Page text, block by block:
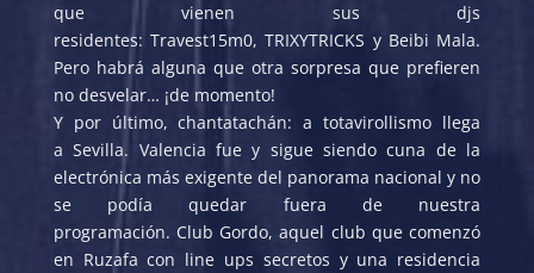
que vienen sus djs
residentes: Travest15m0, TRIXYTRICKS y Beibi Mala.
Pero habrá alguna que otra sorpresa que prefieren
no desvelar… ¡de momento!
Y por último, chantatachán: a totavirollismo llega
a Sevilla. Valencia fue y sigue siendo cuna de la
electrónica más exigente del panorama nacional y no
se podía quedar fuera de nuestra
programación. Club Gordo, aquel club que comenzó
en Ruzafa con line ups secretos y una residencia